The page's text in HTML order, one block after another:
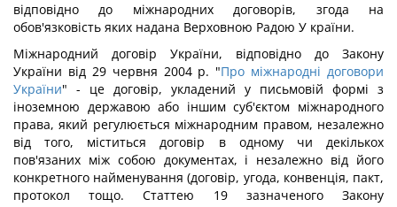
відповідно до міжнародних договорів, згода на
обов'язковість яких надана Верховною Радою У країни.
Міжнародний договір України, відповідно до Закону
України від 29 червня 2004 р. "Про міжнародні договори
України" - це договір, укладений у письмовій формі з
іноземною державою або іншим суб'єктом міжнародного
права, який регулюється міжнародним правом, незалежно
від того, міститься договір в одному чи декількох
пов'язаних між собою документах, і незалежно від його
конкретного найменування (договір, угода, конвенція, пакт,
протокол тощо. Статтею 19 зазначеного Закону